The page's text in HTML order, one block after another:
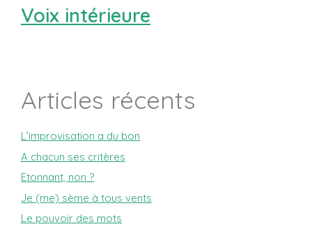
Voix intérieure
Articles récents
L’improvisation a du bon
A chacun ses critères
Etonnant, non ?
Je (me) sème à tous vents
Le pouvoir des mots